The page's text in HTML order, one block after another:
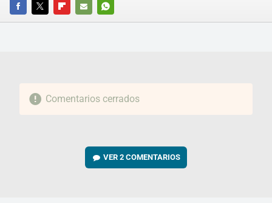
FACEBOOKTWITTERFLIPBOARD
E-
WHATSAPP
Comentarios cerrados
VER2 COMENTARIOS